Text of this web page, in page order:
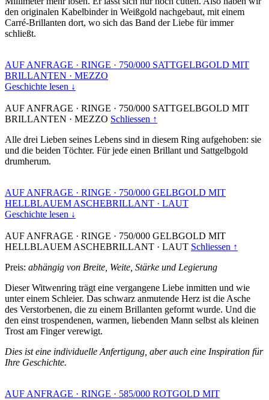
den originalen Kabelbinder in Weißgold nachgebaut, mit einem
Carré-Brillanten dort, wo sich das Band der Liebe für immer
schließt.
AUF ANFRAGE · RINGE · 750/000 SATTGELBGOLD MIT
BRILLANTEN · MEZZO
Geschichte lesen ↓
AUF ANFRAGE · RINGE · 750/000 SATTGELBGOLD MIT
BRILLANTEN · MEZZO Schliessen ↑
Alle drei Lieben seines Lebens sind in diesem Ring aufgehoben: sie
und die beiden Töchter. Für jede einen Brillant und Sattgelbgold
drumherum.
AUF ANFRAGE · RINGE · 750/000 GELBGOLD MIT
HELLBLAUEM ASCHEBRILLANT · LAUT
Geschichte lesen ↓
AUF ANFRAGE · RINGE · 750/000 GELBGOLD MIT
HELLBLAUEM ASCHEBRILLANT · LAUT Schliessen ↑
Preis: abhängig von Breite, Weite, Stärke und Legierung
Dieser Witwenring trägt eine vergangene Liebe inmitten und wie
unter einem Schleier. Das schwarz anmutende Herz ist die Asche
des Verstorbenen, die zu einem Brillanten geformt wurde. Und die
den einst trospendenen, warmen, liebenden Mann selbst als kleinen
Trost am Finger verewigt.
Dies ist eine individuelle Anfertigung, aber auch eine Inspiration für
Ihre Geschichte.
AUF ANFRAGE · RINGE · 585/000 ROTGOLD MIT